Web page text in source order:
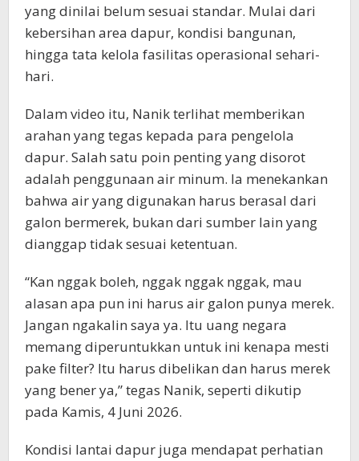
yang dinilai belum sesuai standar. Mulai dari
kebersihan area dapur, kondisi bangunan,
hingga tata kelola fasilitas operasional sehari-
hari.
Dalam video itu, Nanik terlihat memberikan
arahan yang tegas kepada para pengelola
dapur. Salah satu poin penting yang disorot
adalah penggunaan air minum. Ia menekankan
bahwa air yang digunakan harus berasal dari
galon bermerek, bukan dari sumber lain yang
dianggap tidak sesuai ketentuan.
“Kan nggak boleh, nggak nggak nggak, mau
alasan apa pun ini harus air galon punya merek.
Jangan ngakalin saya ya. Itu uang negara
memang diperuntukkan untuk ini kenapa mesti
pake filter? Itu harus dibelikan dan harus merek
yang bener ya,” tegas Nanik, seperti dikutip
pada Kamis, 4 Juni 2026.
Kondisi lantai dapur juga mendapat perhatian